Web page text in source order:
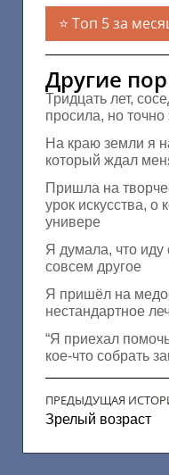
Топ 5 за
Другие
Тридцать лет,
просила, но
На краю земли я
который ждал
Пришла на
урок искусства, о
универе
Я думала, что иду
совсем другое
Я пришёл на
нестандартное
“Я приехал
кое-что собрать
ПРЕДЫДУЩАЯ
Зрелый возраст